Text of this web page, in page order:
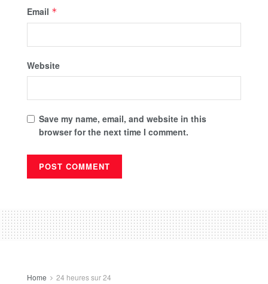
Email *
Website
Save my name, email, and website in this
browser for the next time I comment.
Home 24 heures sur 24